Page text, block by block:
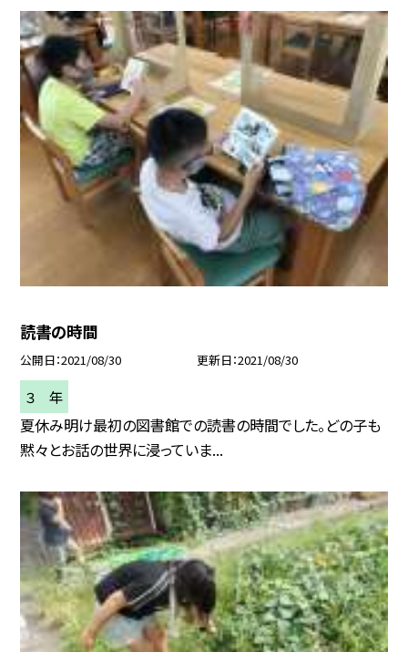
読書の時間
公開日 2021/08/30 更新日 2021/08/30
３ 年
夏休み明け最初の図書館での読書の時間でした。どの子も
黙々とお話の世界に浸っていま...